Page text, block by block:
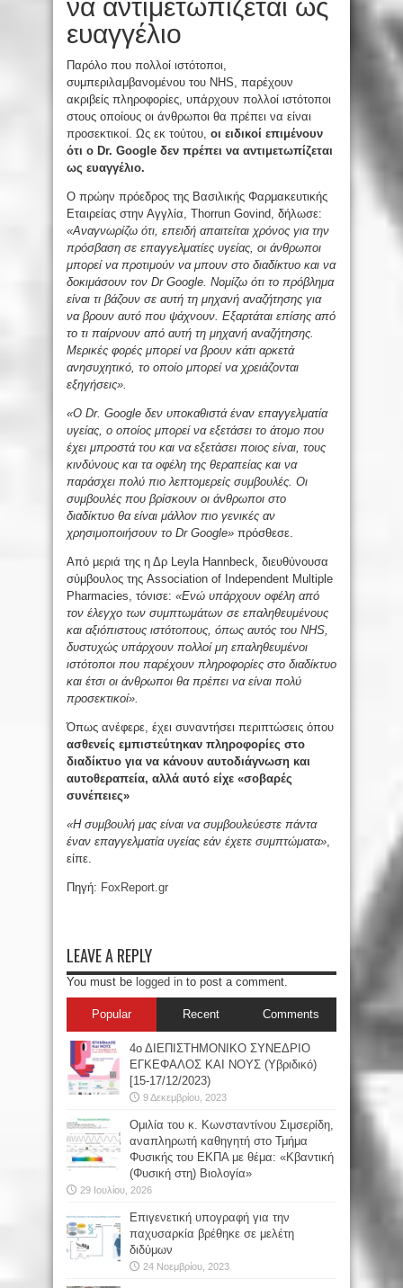
να αντιμετωπίζεται ως
ευαγγέλιο
Παρόλο που πολλοί ιστότοποι,
συμπεριλαμβανομένου του NHS, παρέχουν
ακριβείς πληροφορίες, υπάρχουν πολλοί ιστότοποι
στους οποίους οι άνθρωποι θα πρέπει να είναι
προσεκτικοί. Ως εκ τούτου, οι ειδικοί επιμένουν
ότι ο Dr. Google δεν πρέπει να αντιμετωπίζεται
ως ευαγγέλιο.
Ο πρώην πρόεδρος της Βασιλικής Φαρμακευτικής
Εταιρείας στην Αγγλία, Thorrun Govind, δήλωσε:
«Αναγνωρίζω ότι, επειδή απαιτείται χρόνος για την
πρόσβαση σε επαγγελματίες υγείας, οι άνθρωποι
μπορεί να προτιμούν να μπουν στο διαδίκτυο και να
δοκιμάσουν τον Dr Google. Νομίζω ότι το πρόβλημα
είναι τι βάζουν σε αυτή τη μηχανή αναζήτησης για
να βρουν αυτό που ψάχνουν. Εξαρτάται επίσης από
το τι παίρνουν από αυτή τη μηχανή αναζήτησης.
Μερικές φορές μπορεί να βρουν κάτι αρκετά
ανησυχητικό, το οποίο μπορεί να χρειάζονται
εξηγήσεις».
«Ο Dr. Google δεν υποκαθιστά έναν επαγγελματία
υγείας, ο οποίος μπορεί να εξετάσει το άτομο που
έχει μπροστά του και να εξετάσει ποιος είναι, τους
κινδύνους και τα οφέλη της θεραπείας και να
παράσχει πολύ πιο λεπτομερείς συμβουλές. Οι
συμβουλές που βρίσκουν οι άνθρωποι στο
διαδίκτυο θα είναι μάλλον πιο γενικές αν
χρησιμοποιήσουν το Dr Google» πρόσθεσε.
Από μεριά της η Δρ Leyla Hannbeck, διευθύνουσα
σύμβουλος της Association of Independent Multiple
Pharmacies, τόνισε: «Ενώ υπάρχουν οφέλη από
τον έλεγχο των συμπτωμάτων σε επαληθευμένους
και αξιόπιστους ιστότοπους, όπως αυτός του NHS,
δυστυχώς υπάρχουν πολλοί μη επαληθευμένοι
ιστότοποι που παρέχουν πληροφορίες στο διαδίκτυο
και έτσι οι άνθρωποι θα πρέπει να είναι πολύ
προσεκτικοί».
Όπως ανέφερε, έχει συναντήσει περιπτώσεις όπου
ασθενείς εμπιστεύτηκαν πληροφορίες στο
διαδίκτυο για να κάνουν αυτοδιάγνωση και
αυτοθεραπεία, αλλά αυτό είχε «σοβαρές
συνέπειες»
«Η συμβουλή μας είναι να συμβουλεύεστε πάντα
έναν επαγγελματία υγείας εάν έχετε συμπτώματα»
είπε.
Πηγή: FoxReport.gr
LEAVE A REPLY
You must be logged in to post a comment.
Popular Recent Comments
4ο ΔΙΕΠΙΣΤΗΜΟΝΙΚΟ ΣΥΝΕΔΡΙΟ
ΕΓΚΕΦΑΛΟΣ ΚΑΙ ΝΟΥΣ (Υβριδικό)
[15-17/12/2023)
9 Δεκεμβρίου, 2023
Oμιλία του κ. Κωνσταντίνου Σιμσερίδη,
αναπληρωτή καθηγητή στο Τμήμα
Φυσικής του ΕΚΠΑ με θέμα: «Κβαντική
(Φυσική στη) Βιολογία»
29 Ιουλίου, 2026
Επιγενετική υπογραφή για την
παχυσαρκία βρέθηκε σε μελέτη
διδύμων
24 Νοεμβρίου, 2023